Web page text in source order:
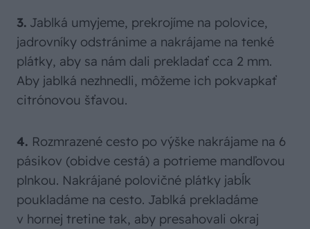
3. Jablká umyjeme, prekrojíme na polovice,
jadrovníky odstránime a nakrájame na tenké
plátky, aby sa nám dali prekladať cca 2 mm.
Aby jablká nezhnedli, môžeme ich pokvapkať
citrónovou šťavou.
4. Rozmrazené cesto po výške nakrájame na 6
pásikov (obidve cestá) a potrieme mandľovou
plnkou. Nakrájané polovičné plátky jabĺk
poukladáme na cesto. Jablká prekladáme
v hornej tretine tak, aby presahovali okraj